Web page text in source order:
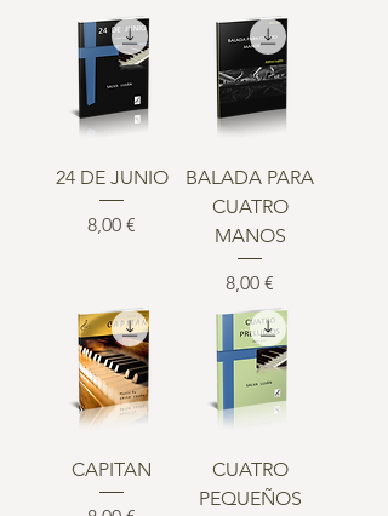
24 DE JUNIO
Precio
8,00 €
BALADA PARA
CUATRO
MANOS
Precio
8,00 €
CAPITAN
CUATRO
PEQUEÑOS